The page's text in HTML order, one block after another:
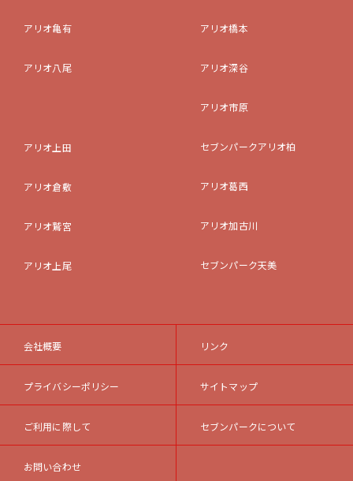
アリオ亀有
アリオ八尾
アリオ上田
アリオ倉敷
アリオ鷲宮
アリオ上尾
アリオ橋本
アリオ深谷
アリオ市原
セブンパークアリオ柏
アリオ葛西
アリオ加古川
セブンパーク天美
会社概要
プライバシーポリシー
ご利用に際して
お問い合わせ
リンク
サイトマップ
セブンパークについて